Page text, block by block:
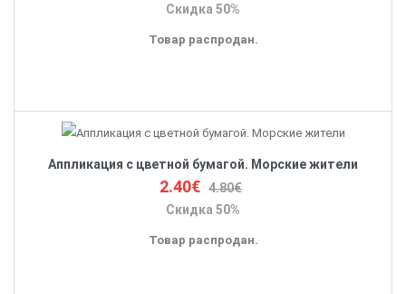
Скидка 50%
Товар распродан.
Аппликация с цветной бумагой. Морские жители
2.40€ 4.80€
Скидка 50%
Товар распродан.